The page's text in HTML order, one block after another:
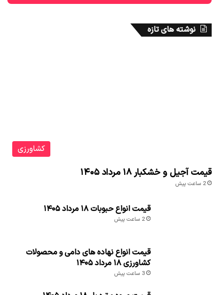
نوشته های تازه
کشاورزی
قیمت آجیل و خشکبار ۱۸ مرداد ۱۴۰۵
2 ساعت پیش
قیمت انواع حبوبات ۱۸ مرداد ۱۴۰۵
2 ساعت پیش
قیمت انواع نهاده های دامی و محصولات
کشاورزی ۱۸ مرداد ۱۴۰۵
3 ساعت پیش